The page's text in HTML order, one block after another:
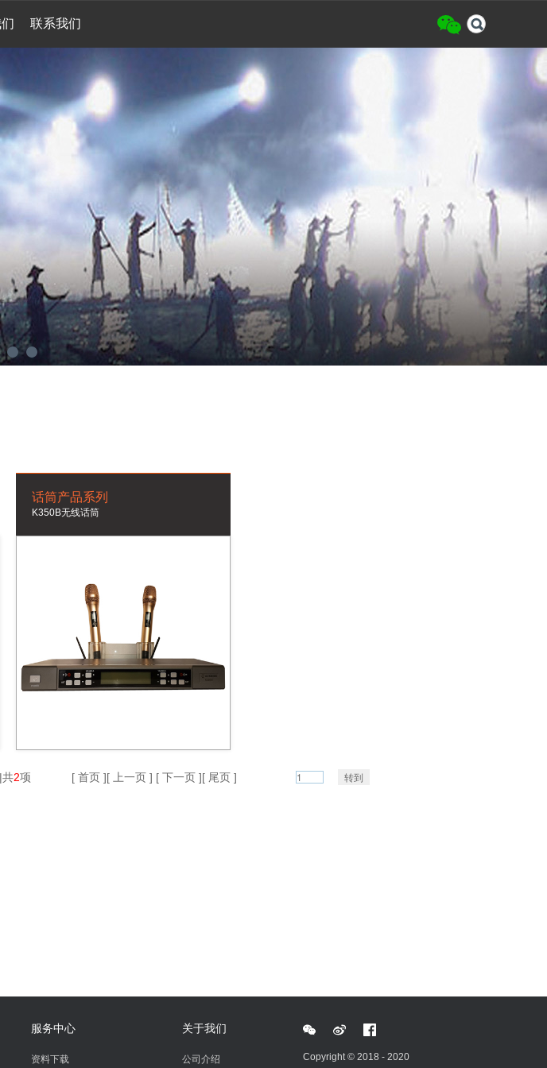
联系我们
2
话筒产品系列
K350B无线话筒
共2项 [ 首页 ][ 上一页 ] [ 下一页 ][ 尾页 ]
服务中心
资料下载
关于我们
公司介绍 Copyright © 2018 - 2020